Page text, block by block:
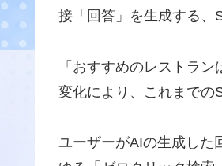
接「回答」を生成する、
「おすすめのレストラ
変化により、これまでの
ユーザーがAIの生成し